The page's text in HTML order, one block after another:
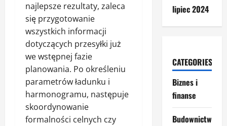
najlepsze rezultaty, zaleca
się przygotowanie
wszystkich informacji
dotyczących przesyłki już
we wstępnej fazie
planowania. Po określeniu
parametrów ładunku i
harmonogramu, następuje
skoordynowanie
formalności celnych czy
lipiec 2024
CATEGORIES
Biznes i
finanse
Budownictwo